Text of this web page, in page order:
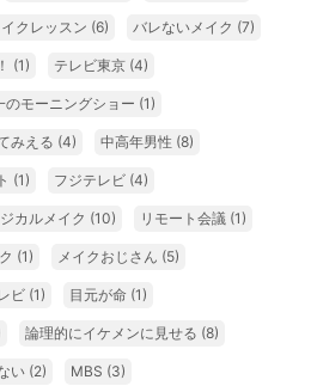
クレッスン (6) バレないメイク (7)
(1) テレビ東京 (4)
のモーニングショー (1)
みえる (4) 中高年男性 (8)
(1) フジテレビ (4)
カルメイク (10) リモート会議 (1)
(1) メイクおじさん (5)
ビ (1) 目元が命 (1)
論理的にイケメンに見せる (8)
い (2) MBS (3)